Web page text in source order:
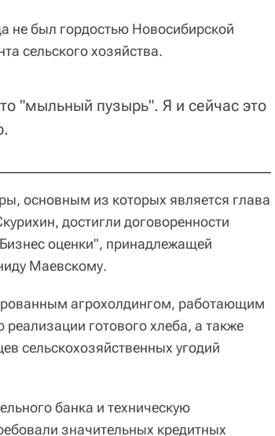
не был гордостью Новосибирской
сельского хозяйства.
"мыльный пузырь". Я и сейчас это
основным из которых является глава
достигли договоренности
оценки", принадлежащей
Маевскому.
агрохолдингом, работающим
готового хлеба, а также
сельскохозяйственных угодий
банка и техническую
значительных кредитных